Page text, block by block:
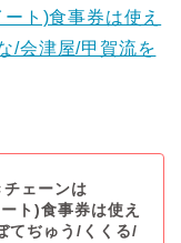
ト)食事券は使え
/会津屋/甲賀流を
チェーンは
ト)食事券は使え
てぢゅう/くくる/